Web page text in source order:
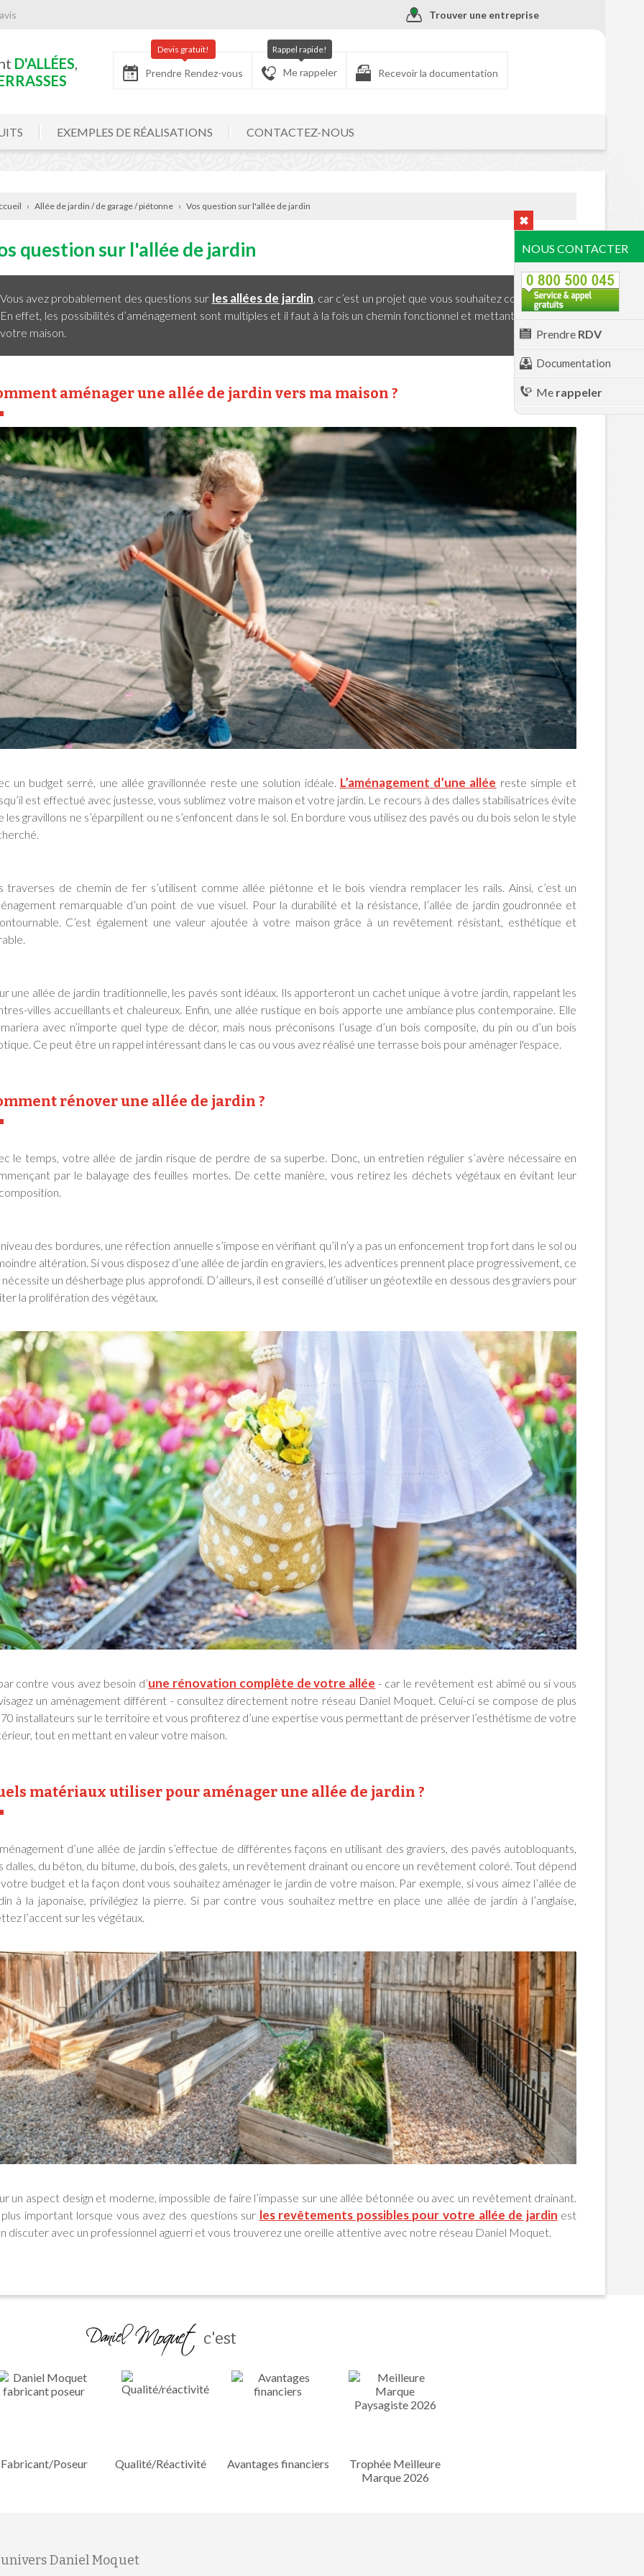
NOUS CONTACTER
Prendre RDV
Documentation
Me rappeler
Trouver une entreprise
D'ALLÉES,
Prendre Rendez-vous
Devis gratuit!
Me rappeler
Rappel rapide!
Recevoir la documentation
EXEMPLES DE RÉALISATIONS CONTACTEZ-NOUS
› Allée de jardin / de garage / piétonne › Vos question sur l'allée de jardin
question sur l'allée de jardin
Vous avez probablement des questions sur les allées de jardin, car c’est un projet que vous souhaitez concrétiser.
En effet, les possibilités d’aménagement sont multiples et il faut à la fois un chemin fonctionnel et mettant en valeur
votre maison.
aménager une allée de jardin vers ma maison ?
un budget serré, une allée gravillonnée reste une solution idéale. L’aménagement d’une allée reste simple et
est effectué avec justesse, vous sublimez votre maison et votre jardin. Le recours à des dalles stabilisatrices évite
les gravillons ne s’éparpillent ou ne s’enfoncent dans le sol. En bordure vous utilisez des pavés ou du bois selon le style
traverses de chemin de fer s’utilisent comme allée piétonne et le bois viendra remplacer les rails. Ainsi, c’est un
remarquable d’un point de vue visuel. Pour la durabilité et la résistance, l’allée de jardin goudronnée et
C’est également une valeur ajoutée à votre maison grâce à un revêtement résistant, esthétique et
une allée de jardin traditionnelle, les pavés sont idéaux. Ils apporteront un cachet unique à votre jardin, rappelant les
villes accueillants et chaleureux. Enfin, une allée rustique en bois apporte une ambiance plus contemporaine. Elle
avec n’importe quel type de décor, mais nous préconisons l’usage d’un bois composite, du pin ou d’un bois
Ce peut être un rappel intéressant dans le cas ou vous avez réalisé une terrasse bois pour aménager l'espace.
rénover une allée de jardin ?
le temps, votre allée de jardin risque de perdre de sa superbe. Donc, un entretien régulier s’avère nécessaire en
par le balayage des feuilles mortes. De cette manière, vous retirez les déchets végétaux en évitant leur
des bordures, une réfection annuelle s’impose en vérifiant qu’il n’y a pas un enfoncement trop fort dans le sol ou
altération. Si vous disposez d’une allée de jardin en graviers, les adventices prennent place progressivement, ce
nécessite un désherbage plus approfondi. D’ailleurs, il est conseillé d’utiliser un géotextile en dessous des graviers pour
la prolifération des végétaux.
contre vous avez besoin d’une rénovation complète de votre allée - car le revêtement est abîmé ou si vous
un aménagement différent - consultez directement notre réseau Daniel Moquet. Celui-ci se compose de plus
installateurs sur le territoire et vous profiterez d’une expertise vous permettant de préserver l’esthétisme de votre
tout en mettant en valeur votre maison.
matériaux utiliser pour aménager une allée de jardin ?
d’une allée de jardin s’effectue de différentes façons en utilisant des graviers, des pavés autobloquants,
dalles, du béton, du bitume, du bois, des galets, un revêtement drainant ou encore un revêtement coloré. Tout dépend
budget et la façon dont vous souhaitez aménager le jardin de votre maison. Par exemple, si vous aimez l’allée de
à la japonaise, privilégiez la pierre. Si par contre vous souhaitez mettre en place une allée de jardin à l’anglaise,
l’accent sur les végétaux.
un aspect design et moderne, impossible de faire l’impasse sur une allée bétonnée ou avec un revêtement drainant.
important lorsque vous avez des questions sur les revêtements possibles pour votre allée de jardin est
discuter avec un professionnel aguerri et vous trouverez une oreille attentive avec notre réseau Daniel Moquet.
c'est
Fabricant/Poseur Qualité/Réactivité Avantages financiers
Trophée Meilleure
Marque 2026
Daniel Moquet